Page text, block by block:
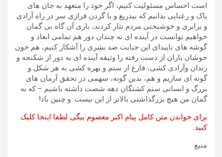
است احساس مسئولیت کنیم، اگر خود را متعهد به جان های
پاک و رعنایی بدانیم که بیدریغ و با گردن فرازی سر در راه آزادی
و برابری و خوشبختی مردم نثار کردند، باری آن گاه بی گمان
خواهیم توانست در آینده ای نه چندان دور هم تمامی ابعاد و
گوشه های ناپیدای این جنایت ضد بشری را آشکار کنیم، هم خون
جوشان یاران از دست رفته را وثیقه آینده ای به دور از شکنجه و
زندان وآزادی کشی، فارغ از ستم و بهره کشی به هر شکل و
گونه ای سازیم و هم، بدین گونه، سهمی در تحقق آرمان های
بزرگ و انسانی ستم کشتگان دهه شصت داشته باشیم – که به
گمان من هیچ بزرگداشتی بالاتر از این نیست. و چنین باد!
برای خواندن متن کامل پیام اکبر معصوم بیگی لطفا اینجا کلیک
کنید.
منبع